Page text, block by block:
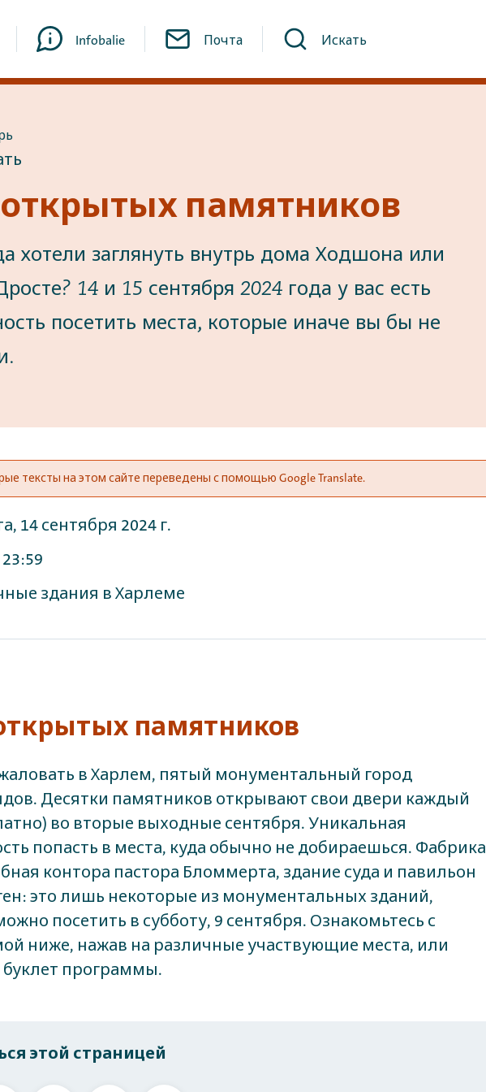
Infobalie Почта Искать
памятников
хотели заглянуть внутрь дома Ходшона или
14 и 15 сентября 2024 года у вас есть
посетить места, которые иначе вы бы не
тексты на этом сайте переведены с помощью Google Translate.
14 сентября 2024 г.
23:59
здания в Харлеме
памятников
в Харлем, пятый монументальный город
Десятки памятников открывают свои двери каждый
во вторые выходные сентября. Уникальная
попасть в места, куда обычно не добираешься. Фабрика
контора пастора Бломмерта, здание суда и павильон
это лишь некоторые из монументальных зданий,
посетить в субботу, 9 сентября. Ознакомьтесь с
ниже, нажав на различные участвующие места, или
буклет программы.
этой страницей